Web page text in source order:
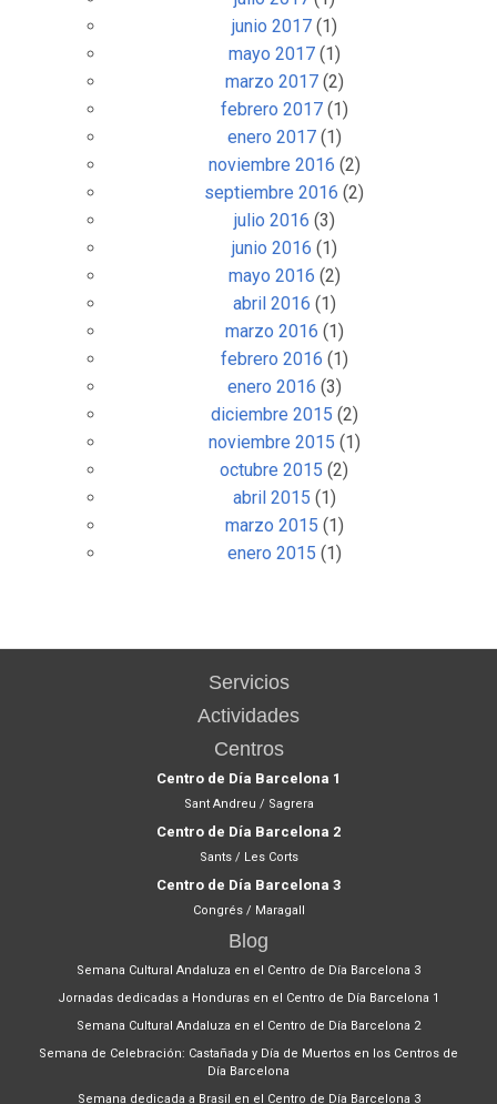
junio 2017(1)
mayo 2017(1)
marzo 2017(2)
febrero 2017(1)
enero 2017(1)
noviembre 2016 (2)
septiembre 2016 (2)
julio 2016 (3)
junio 2016 (1)
mayo 2016 (2)
abril 2016 (1)
marzo 2016 (1)
febrero 2016 (1)
enero 2016 (3)
diciembre 2015 (2)
noviembre 2015 (1)
octubre 2015 (2)
abril 2015 (1)
marzo 2015 (1)
enero 2015 (1)
Servicios
Actividades
Centros
Centro de Día Barcelona 1
Sant Andreu / Sagrera
Centro de Día Barcelona 2
Sants / Les Corts
Centro de Día Barcelona 3
Congrés / Maragall
Blog
Semana Cultural Andaluza en el Centro de Día Barcelona 3
Jornadas dedicadas a Honduras en el Centro de Día Barcelona 1
Semana Cultural Andaluza en el Centro de Día Barcelona 2
Semana de Celebración: Castañada y Día de Muertos en los Centros de
Día Barcelona
Semana dedicada a Brasil en el Centro de Día Barcelona 3